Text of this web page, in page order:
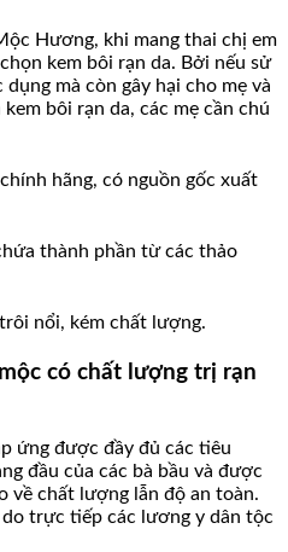
Hương, khi mang thai chị em
kem bôi rạn da. Bởi nếu sử
mà còn gây hại cho mẹ và
bôi rạn da, các mẹ cần chú
hãng, có nguồn gốc xuất
thành phần từ các thảo
nổi, kém chất lượng.
có chất lượng trị rạn
ứng được đầy đủ các tiêu
đầu của các bà bầu và được
về chất lượng lẫn độ an toàn.
trực tiếp các lương y dân tộc